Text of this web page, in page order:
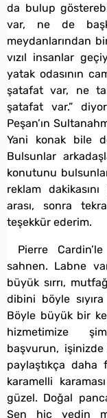
da bulup
var, ne de
meydanlarından
vızıl insanlar
yatak odasının
şatafat var, ne
şatafat var.”
Peşan’ın
Yani konak bile
Bulsunlar
konutunu
reklam
arası, sonra
teşekkür ederim.
Pierre
sahnen. Labne
büyük sırrı,
dibini böyle
Böyle büyük bir
hizmetimize
başvurun, işinizde
paylaştıkça daha
karamelli
güzel. Doğal
Sen hiç yedin